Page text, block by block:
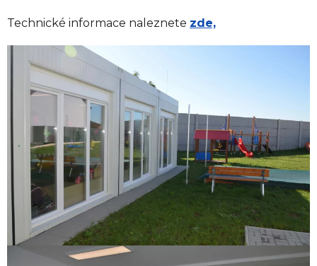
Technické informace naleznete zde,